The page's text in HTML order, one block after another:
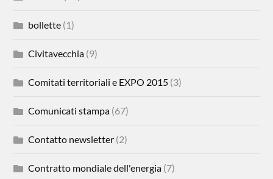
bollette (1)
Civitavecchia (9)
Comitati territoriali e EXPO 2015 (3)
Comunicati stampa (67)
Contatto newsletter (2)
Contratto mondiale dell'energia (7)